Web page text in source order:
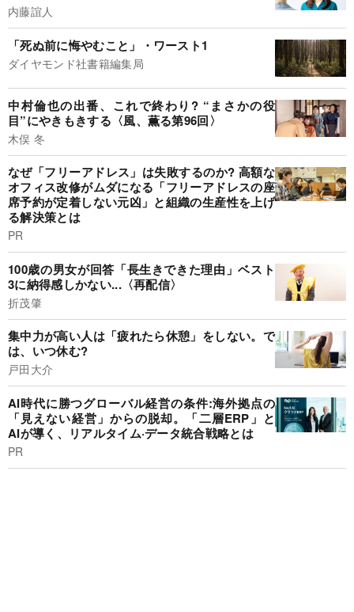
内藤誼人
「死ぬ前に悔やむこと」・ワースト1
ダイヤモンド社書籍編集局
中村倫也の出番、これで終わり? “まさかの役
目”にやきもきする〈風、薫る第96回〉
木俣 冬
なぜ「フリーアドレス」は失敗するのか? 高額な
オフィス改修がムダになる「フリーアドレスの座
席予約が定着しない元凶」と組織の生産性を上げ
る解決策とは
PR
100歳の男女が回答「長生きできた理由」ベスト
3に納得感しかない...〈再配信〉
折茂肇
集中力が高い人は「疲れたら休憩」をしない。で
は、いつ休む?
戸田大介
AI時代に勝つグローバル経営の条件:海外拠点の
「見えない経営」からの脱却。「二層ERP」と
AIが導く、リアルタイム·データ統合戦略とは
PR